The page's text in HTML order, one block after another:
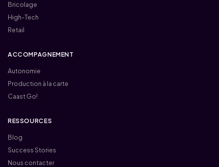
Bricolage
High-Tech
Retail
ACCOMPAGNEMENT
Autonomie
Production à la carte
Caast Go!
RESSOURCES
Blog
Success Stories
Nous contacter